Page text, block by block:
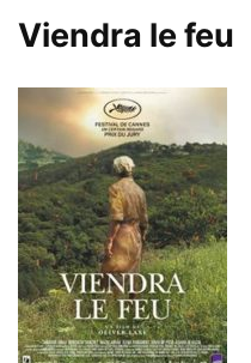
Viendra le feu